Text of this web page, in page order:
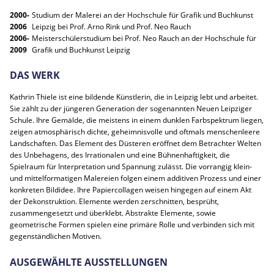
2000-
2006
Studium der Malerei an der Hochschule für Grafik und Buchkunst
Leipzig bei Prof. Arno Rink und Prof. Neo Rauch
2006-
2009
Meisterschülerstudium bei Prof. Neo Rauch an der Hochschule für
Grafik und Buchkunst Leipzig
DAS WERK
Kathrin Thiele ist eine bildende Künstlerin, die in Leipzig lebt und arbeitet.
Sie zählt zu der jüngeren Generation der sogenannten Neuen Leipziger
Schule. Ihre Gemälde, die meistens in einem dunklen Farbspektrum liegen,
zeigen atmosphärisch dichte, geheimnisvolle und oftmals menschenleere
Landschaften. Das Element des Düsteren eröffnet dem Betrachter Welten
des Unbehagens, des Irrationalen und eine Bühnenhaftigkeit, die
Spielraum für Interpretation und Spannung zulässt. Die vorrangig klein-
und mittelformatigen Malereien folgen einem additiven Prozess und einer
konkreten Bildidee. Ihre Papiercollagen weisen hingegen auf einem Akt
der Dekonstruktion. Elemente werden zerschnitten, besprüht,
zusammengesetzt und überklebt. Abstrakte Elemente, sowie
geometrische Formen spielen eine primäre Rolle und verbinden sich mit
gegenständlichen Motiven.
AUSGEWÄHLTE AUSSTELLUNGEN